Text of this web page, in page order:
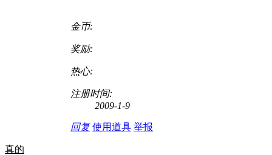
金币:
奖励:
热心:
注册时间:
2009-1-9
回复 使用道具 举报
真的